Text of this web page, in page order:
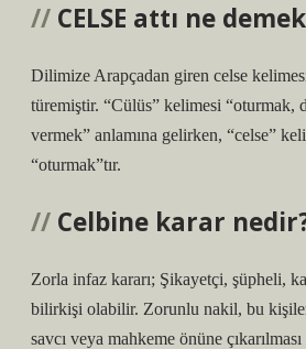
CELSE attı ne
Dilimize Arapçadan giren celse
türemiştir. “Cülüs” kelimesi “oturmak,
vermek” anlamına gelirken, “celse”
“oturmak”tır.
Celbine karar
Zorla infaz kararı; Şikayetçi, şüpheli,
bilirkişi olabilir. Zorunlu nakil, bu
savcı veya mahkeme önüne